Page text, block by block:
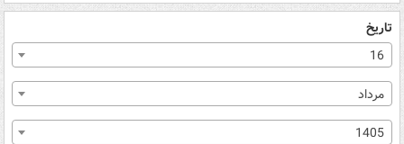
تاریخ
16
مرداد
1405